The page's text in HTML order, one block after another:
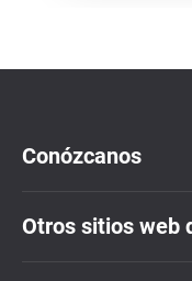
Conózcanos
Otros sitios web